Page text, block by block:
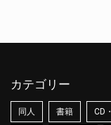
カテゴリー
同人 書籍 CD